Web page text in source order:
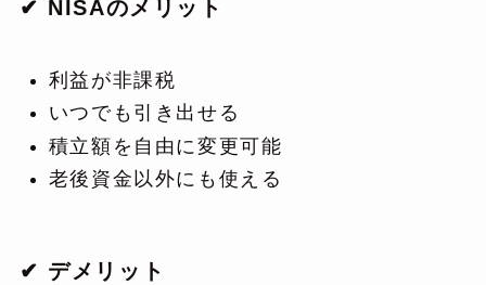
✔ NISAのメリット
利益が非課税
いつでも引き出せる
積立額を自由に変更可能
老後資金以外にも使える
✔ デメリット